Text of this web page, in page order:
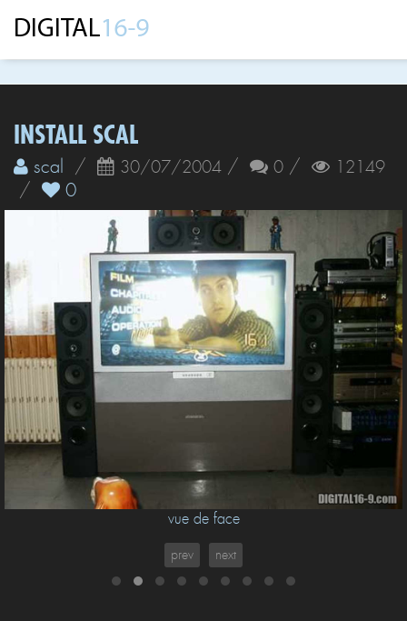
INSTALL SCAL
scal / 30/07/2004 / 0 / 12149
/ 0
vue de face
prev next